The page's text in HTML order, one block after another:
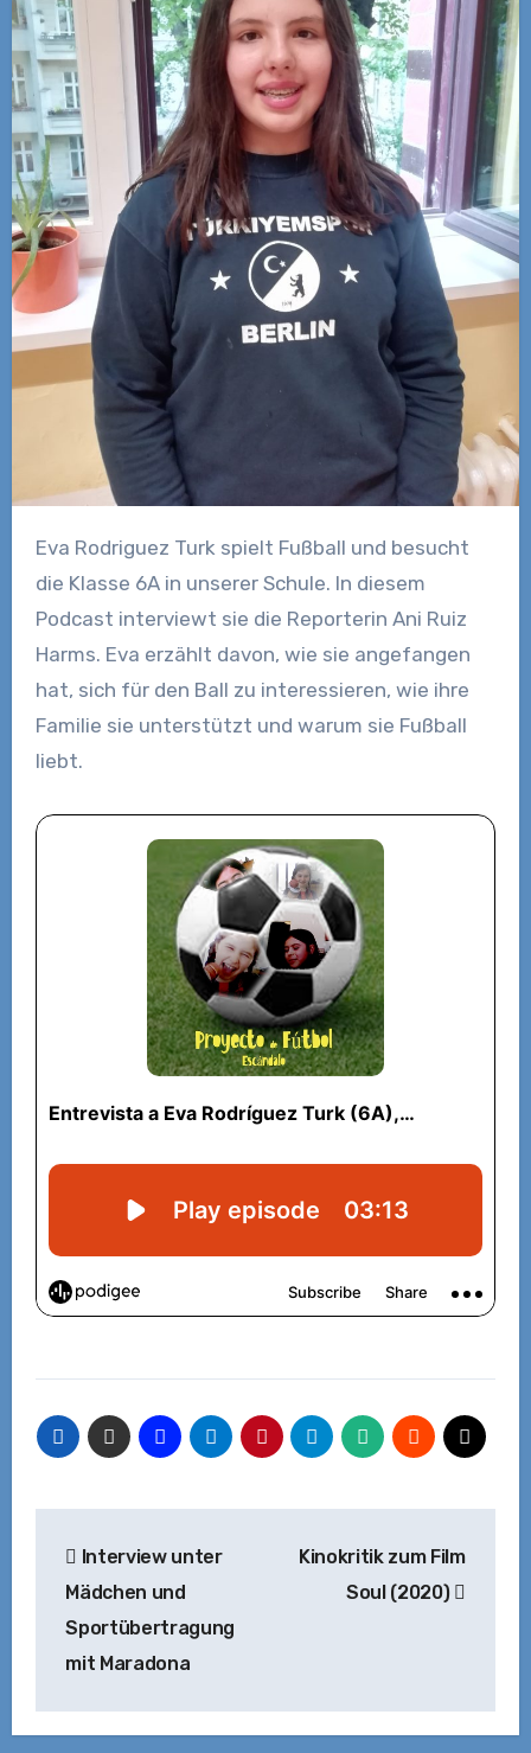
Eva Rodriguez Turk spielt Fußball und besucht
die Klasse 6A in unserer Schule. In diesem
Podcast interviewt sie die Reporterin Ani Ruiz
Harms. Eva erzählt davon, wie sie angefangen
hat, sich für den Ball zu interessieren, wie ihre
Familie sie unterstützt und warum sie Fußball
liebt.
Interview unter
Mädchen und
Sportübertragung
mit Maradona
Kinokritik zum Film
Soul (2020)